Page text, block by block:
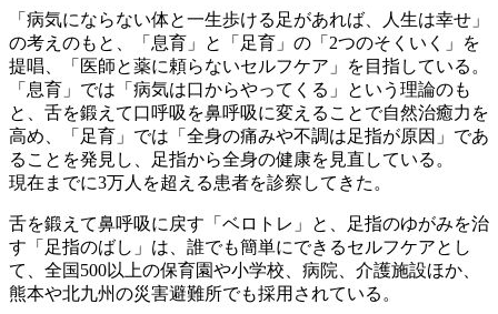
「病気にならない体と一生歩ける足があれば、人生は幸せ」
の考えのもと、「息育」と「足育」の「2つのそくいく」を
提唱、「医師と薬に頼らないセルフケア」を目指している。
「息育」では「病気は口からやってくる」という理論のも
と、舌を鍛えて口呼吸を鼻呼吸に変えることで自然治癒力を
高め、「足育」では「全身の痛みや不調は足指が原因」であ
ることを発見し、足指から全身の健康を見直している。
現在までに3万人を超える患者を診察してきた。
舌を鍛えて鼻呼吸に戻す「ベロトレ」と、足指のゆがみを治
す「足指のばし」は、誰でも簡単にできるセルフケアとし
て、全国500以上の保育園や小学校、病院、介護施設ほか、
熊本や北九州の災害避難所でも採用されている。